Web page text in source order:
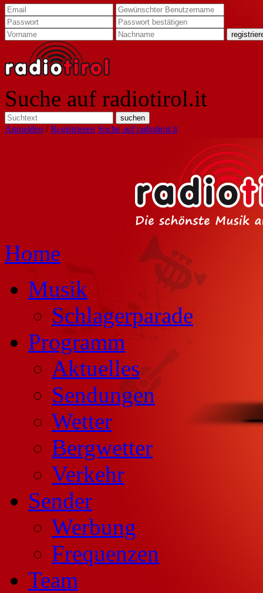
Suche auf radiotirol.it
Anmelden /Registrieren Suche auf radiotirol.it
Home
Musik
Schlagerparade
Programm
Aktuelles
Sendungen
Wetter
Bergwetter
Verkehr
Sender
Werbung
Frequenzen
Team